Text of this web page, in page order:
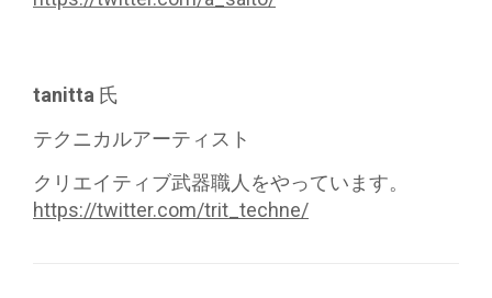
tanitta 氏
テクニカルアーティスト
クリエイティブ武器職人をやっています。
https://twitter.com/trit_techne/